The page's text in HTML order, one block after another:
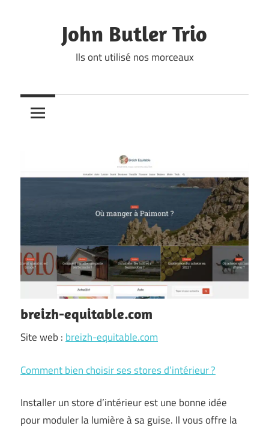
John Butler Trio
Ils ont utilisé nos morceaux
breizh-equitable.com
Site web : breizh-equitable.com
Comment bien choisir ses stores d’intérieur ?
Installer un store d’intérieur est une bonne idée
pour moduler la lumière à sa guise. Il vous offre la